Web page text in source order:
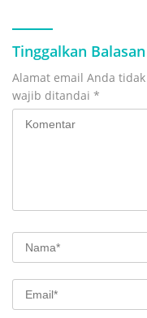
Tinggalkan Balasan
Alamat email Anda
wajib ditandai *